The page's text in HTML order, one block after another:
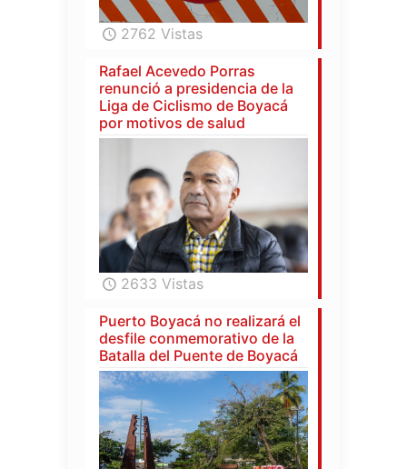
2762 Vistas
Rafael Acevedo Porras
renunció a presidencia de la
Liga de Ciclismo de Boyacá
por motivos de salud
2633 Vistas
Puerto Boyacá no realizará el
desfile conmemorativo de la
Batalla del Puente de Boyacá